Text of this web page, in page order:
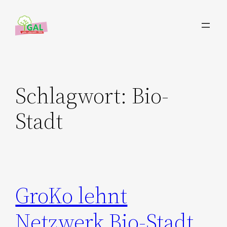
Inhalt
springen
Schlagwort: Bio-
Stadt
GroKo lehnt